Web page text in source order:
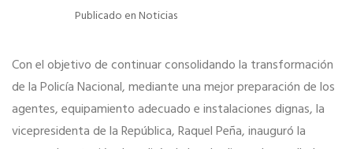
Publicado enNoticias
Con el objetivo de continuar consolidando la transformación
de la Policía Nacional, mediante una mejor preparación de los
agentes, equipamiento adecuado e instalaciones dignas, la
vicepresidenta de la República, Raquel Peña, inauguró la